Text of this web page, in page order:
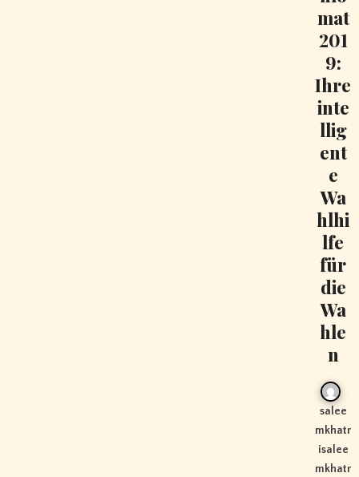
mat
201
9:
Ihre
inte
llig
ent
e
Wa
hlhi
lfe
für
die
Wa
hle
n
salee
mkhatr
isalee
mkhatr